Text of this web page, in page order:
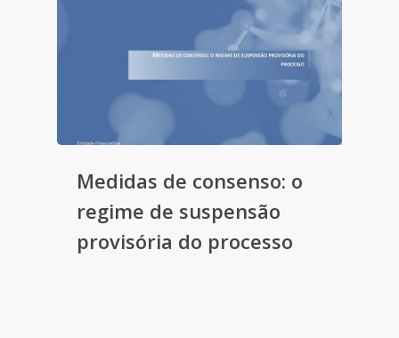
Medidas de consenso: o
regime de suspensão
provisória do processo